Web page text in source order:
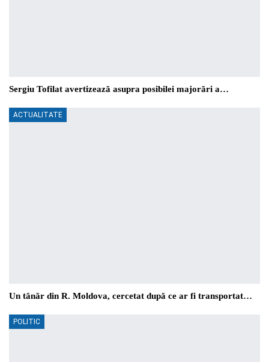
Sergiu Tofilat avertizează asupra posibilei majorări a…
ACTUALITATE
Un tânăr din R. Moldova, cercetat după ce ar fi transportat…
POLITIC